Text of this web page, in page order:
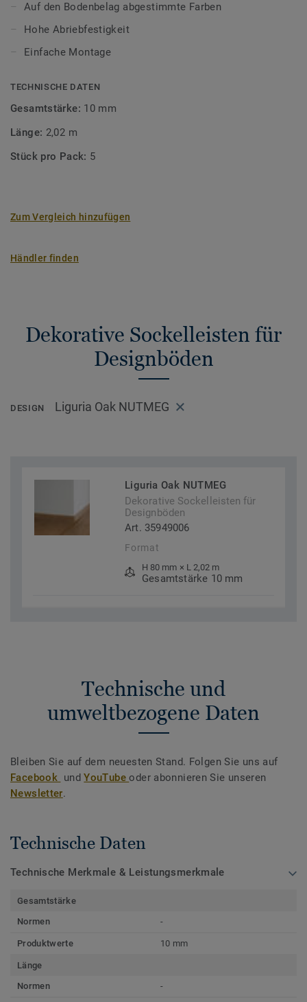
Auf den Bodenbelag abgestimmte Farben
Hohe Abriebfestigkeit
Einfache Montage
TECHNISCHE DATEN
Gesamtstärke: 10 mm
Länge: 2,02 m
Stück pro Pack: 5
Zum Vergleich hinzufügen
Händler finden
Dekorative Sockelleisten für
Designböden
DESIGN Liguria Oak NUTMEG
Liguria Oak NUTMEG
Dekorative Sockelleisten für
Designböden
Art. 35949006
Format
H 80 mm × L 2,02 m
Gesamtstärke 10 mm
Technische und
umweltbezogene Daten
Bleiben Sie auf dem neuesten Stand. Folgen Sie uns auf
Facebook undYouTubeoder abonnieren Sie unseren
Newsletter.
Technische Daten
Technische Merkmale & Leistungsmerkmale
Gesamtstärke
Normen
-
Produktwerte 10 mm
Länge
Normen
-